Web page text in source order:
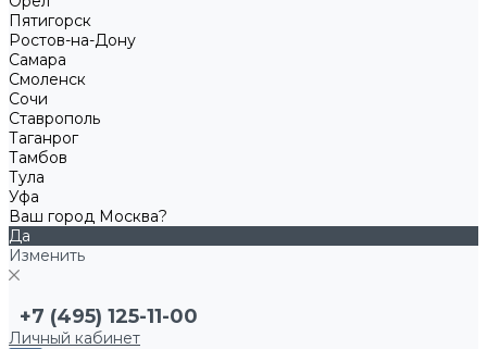
Пятигорск
Ростов-на-Дону
Самара
Смоленск
Сочи
Ставрополь
Таганрог
Тамбов
Тула
Уфа
Ваш город Москва?
Да
Изменить
+7 (495) 125-11-00
Личный кабинет